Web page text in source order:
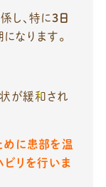
し、特に3日
なります。
状が緩和され
めに患部を温
ビリを行いま